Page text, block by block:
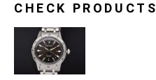
CHECK PRODUCTS